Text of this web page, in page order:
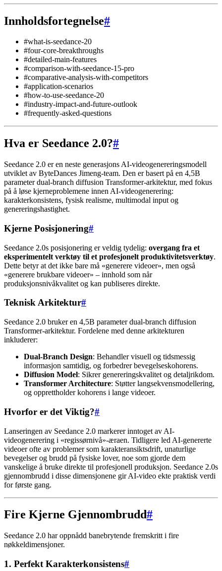
Innholdsfortegnelse#
#what-is-seedance-20
#four-core-breakthroughs
#detailed-main-features
#comparison-with-seedance-15-pro
#comparative-analysis-with-competitors
#application-scenarios
#how-to-use-seedance-20
#industry-impact-and-future-outlook
#frequently-asked-questions
Hva er Seedance 2.0?#
Seedance 2.0 er en neste generasjons AI-videogenereringsmodell
utviklet av ByteDances Jimeng-team. Den er basert på en 4,5B
parameter dual-branch diffusion Transformer-arkitektur, med fokus
på å løse kjerneproblemene innen AI-videogenerering:
karakterkonsistens, fysisk realisme, multimodal input og
genereringshastighet.
Kjerne Posisjonering#
Seedance 2.0s posisjonering er veldig tydelig: overgang fra et
eksperimentelt verktøy til et profesjonelt produktivitetsverktøy.
Dette betyr at det ikke bare må «generere videoer», men også
«generere brukbare videoer» – innhold som når
produksjonsnivåkvalitet og kan publiseres direkte.
Teknisk Arkitektur#
Seedance 2.0 bruker en 4,5B parameter dual-branch diffusion
Transformer-arkitektur. Fordelene med denne arkitekturen
inkluderer:
Dual-Branch Design: Behandler visuell og tidsmessig
informasjon samtidig, og forbedrer bevegelseskohorens.
Diffusion Model: Sikrer genereringskvalitet og detaljrikdom.
Transformer Architecture: Støtter langsekvensmodellering,
og opprettholder kohorens i lange videoer.
Hvorfor er det Viktig?#
Lanseringen av Seedance 2.0 markerer inntoget av AI-
videogenerering i «regissørnivå»-æraen. Tidligere led AI-genererte
videoer ofte av problemer som karakteransiktsdrift, unaturlige
bevegelser og brudd på fysiske lover, noe som gjorde dem
vanskelige å bruke direkte til profesjonell produksjon. Seedance 2.0s
gjennombrudd i disse dimensjonene gir AI-video ekte praktisk verdi
for første gang.
Fire Kjerne Gjennombrudd#
Seedance 2.0 har oppnådd banebrytende fremskritt i fire
nøkkeldimensjoner.
1. Perfekt Karakterkonsistens#